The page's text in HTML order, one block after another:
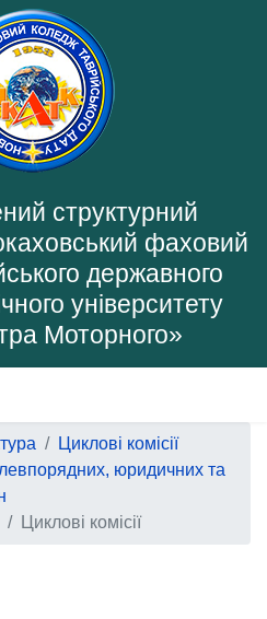
структурний
фаховий
державного
університету
Моторного»
Циклові комісії
юридичних та
Циклові комісії